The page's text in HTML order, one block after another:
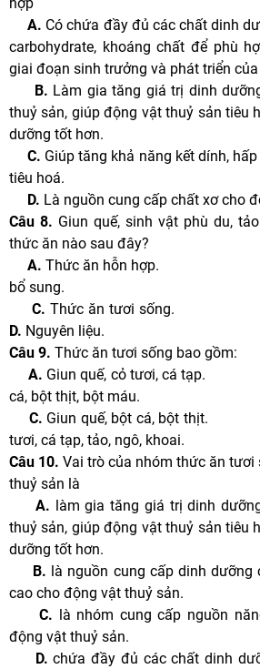
A. Có chứa đầy đủ các chất dinh
carbohydrate, khoáng chất để phù
giai đoạn sinh trưởng và phát triển
B. Làm gia tăng giá trị dinh
thuỷ sản, giúp động vật thuỷ sản tiêu
dưỡng tốt hơn.
C. Giúp tăng khả năng kết dính,
tiêu hoá.
D. Là nguồn cung cấp chất xơ cho
Câu 8. Giun quế, sinh vật phù du,
thức ăn nào sau đây?
A.Thức ăn hỗn hợp.
bổ sung.
C.Thức ăn tươi sống.
D. Nguyên liệu.
Câu 9. Thức ăn tươi sống bao gồm:
A. Giun quế, cỏ tươi, cá tạp.
cá, bột thịt, bột máu.
C. Giun quế, bột cá, bột thịt.
tươi, cá tạp, tảo, ngô, khoai.
Câu 10. Vai trò của nhóm thức ăn
thuỷ sản là
A. làm gia tăng giá trị dinh
thuỷ sản, giúp động vật thuỷ sản tiêu
dưỡng tốt hơn.
B. là nguồn cung cấp dinh dưỡng
cao cho động vật thuỷ sản.
C. là nhóm cung cấp nguồn
động vật thuỷ sản.
D.chứa đầy đủ các chất dinh